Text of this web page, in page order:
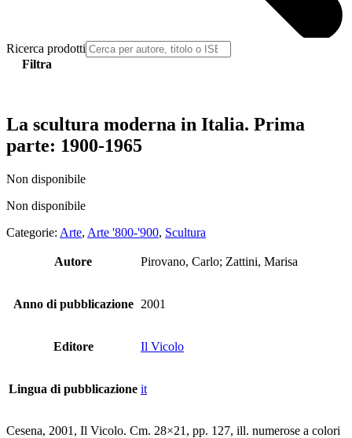
Ricerca prodotti
Filtra
La scultura moderna in Italia. Prima
parte: 1900-1965
Non disponibile
Non disponibile
Categorie: Arte, Arte '800-'900, Scultura
Autore Pirovano, Carlo; Zattini, Marisa
Anno di pubblicazione 2001
Editore Il Vicolo
Lingua di pubblicazione it
Cesena, 2001, Il Vicolo. Cm. 28×21, pp. 127, ill. numerose a colori